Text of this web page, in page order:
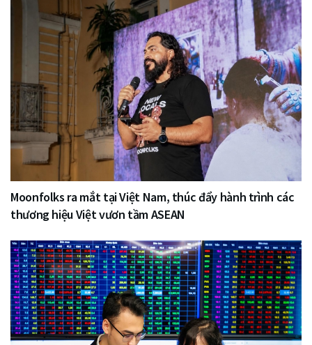
Moonfolks ra mắt tại Việt Nam, thúc đẩy hành trình các
thương hiệu Việt vươn tầm ASEAN